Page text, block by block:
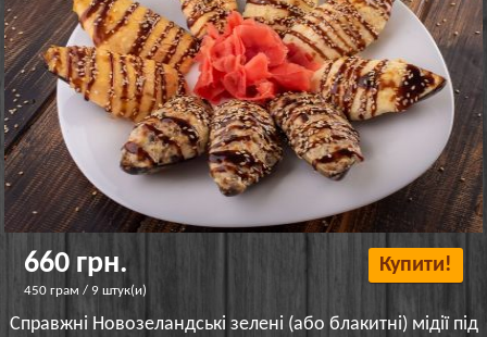
660 грн.
450 грам / 9 штук(и)
Купити!
Справжні Новозеландські зелені (або блакитні) мідії під